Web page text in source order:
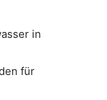
in
für